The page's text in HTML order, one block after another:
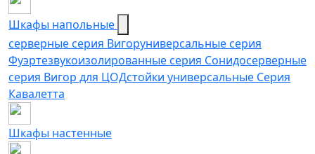
Шкафы напольные
серверные серия Вигоруниверсальные серия
Фуэртезвукоизолированные серия Сонидосерверные
серия Вигор для ЦОДстойки универсальные Серия
Кавалетта
Шкафы настенные